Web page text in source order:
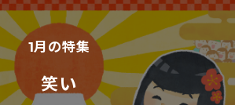
1月の特集
笑い